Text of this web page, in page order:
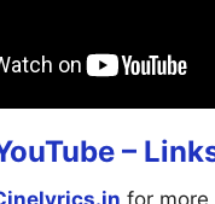
–
for more